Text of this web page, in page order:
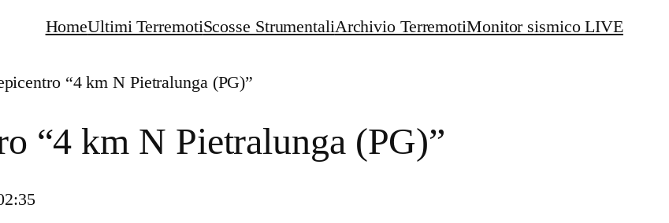
HomeUltimi TerremotiScosse StrumentaliArchivio TerremotiMonitor sismico LIVE
“4 km N Pietralunga (PG)”
“4 km N Pietralunga (PG)”